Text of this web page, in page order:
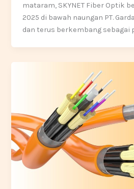
mataram, SKYNET Fiber Optik
2025 di bawah naungan PT.
dan terus berkembang sebagai